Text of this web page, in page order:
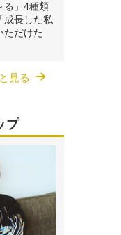
る」4種類
成長した私
ただけた
見る
プ